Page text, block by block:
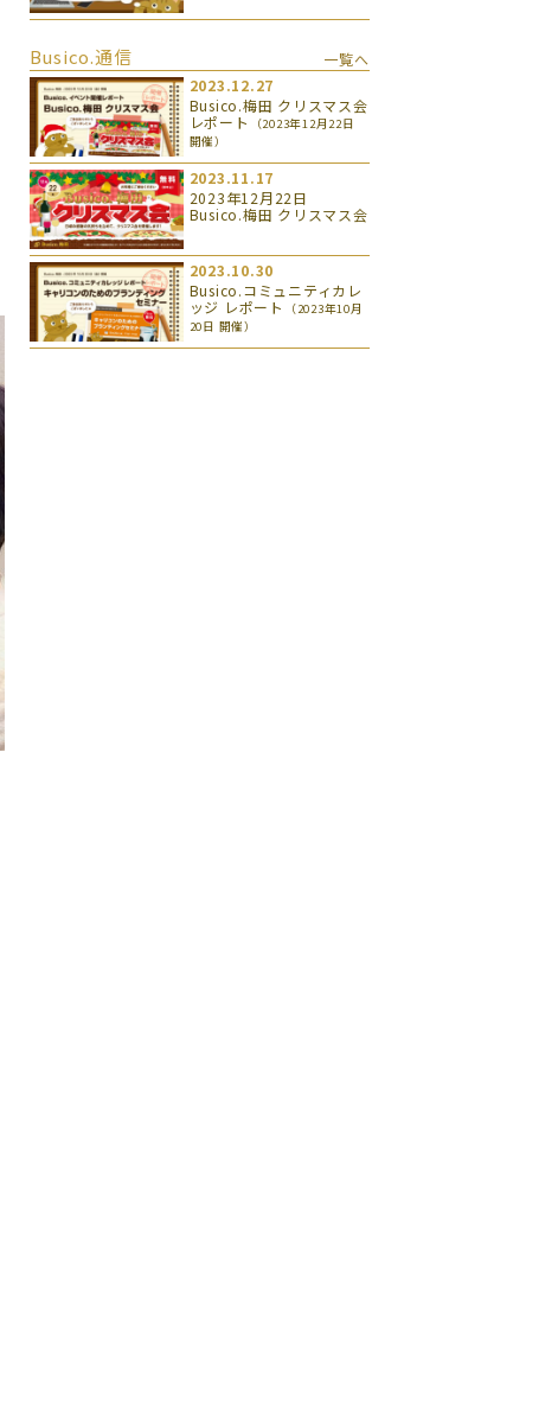
Busico.通信
一覧へ
2023.12.27
Busico.梅田 クリスマス会
レポート
（2023年12月22日
開催）
2023.11.17
2023年12月22日
Busico.梅田 クリスマス会
2023.10.30
Busico.コミュニティカレ
ッジ レポート
（2023年10月
20日 開催）